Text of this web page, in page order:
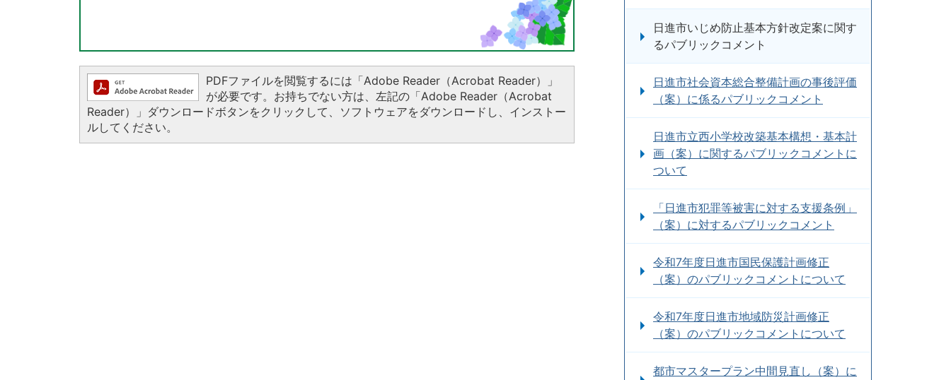
PDFファイルを閲覧するには「Adobe Reader（Acrobat Reader）」
が必要です。お持ちでない方は、左記の「Adobe Reader（Acrobat
Reader）」ダウンロードボタンをクリックして、ソフトウェアをダウンロードし、インストー
ルしてください。
日進市いじめ防止基本方針改定案に関す
るパブリックコメント
日進市社会資本総合整備計画の事後評価
（案）に係るパブリックコメント
日進市立西小学校改築基本構想・基本計
画（案）に関するパブリックコメントに
ついて
「日進市犯罪等被害に対する支援条例」
（案）に対するパブリックコメント
令和7年度日進市国民保護計画修正
（案）のパブリックコメントについて
令和7年度日進市地域防災計画修正
（案）のパブリックコメントについて
都市マスタープラン中間見直し（案）に